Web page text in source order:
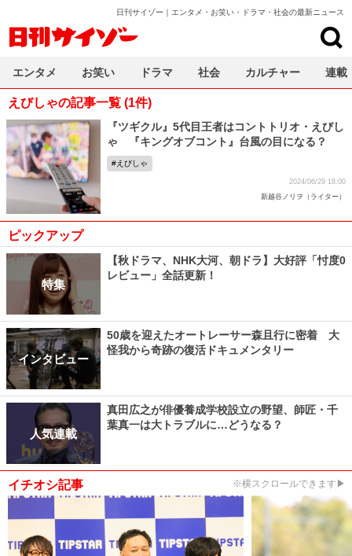
日刊サイゾー｜エンタメ・お笑い・ドラマ・社会の最新ニュース
えびしゃの記事一覧 (1件)
『ツギクル』5代目王者はコントトリオ・えびし
ゃ 『キングオブコント』台風の目になる？
えびしゃ
2024/06/29 18:00
新越谷ノリヲ（ライター）
ピックアップ
特集
【秋ドラマ、NHK大河、朝ドラ】大好評「忖度0
レビュー」全話更新！
インタビュー
50歳を迎えたオートレーサー森且行に密着 大
怪我から奇跡の復活ドキュメンタリー
人気連載
真田広之が俳優養成学校設立の野望、師匠・千
葉真一は大トラブルに…どうなる？
イチオシ記事 ※横スクロールできます▶
エンタメ お笑い ドラマ 社会 カルチャー 連載